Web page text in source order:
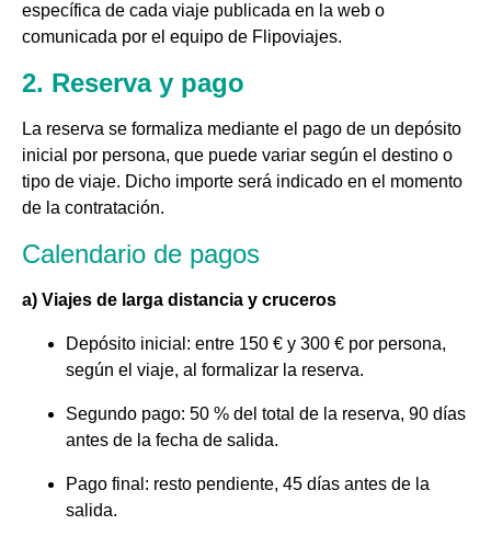
específica de cada viaje publicada en la web o
comunicada por el equipo de Flipoviajes.
2. Reserva y pago
La reserva se formaliza mediante el pago de un depósito
inicial por persona, que puede variar según el destino o
tipo de viaje. Dicho importe será indicado en el momento
de la contratación.
Calendario de pagos
a) Viajes de larga distancia y cruceros
Depósito inicial: entre 150 € y 300 € por persona,
según el viaje, al formalizar la reserva.
Segundo pago: 50 % del total de la reserva, 90 días
antes de la fecha de salida.
Pago final: resto pendiente, 45 días antes de la
salida.